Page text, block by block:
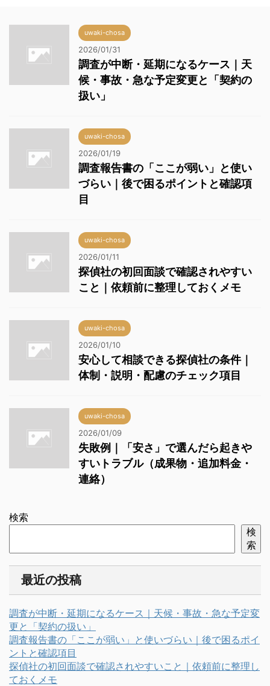
uwaki-chosa
2026/01/31
調査が中断・延期になるケース｜天
候・事故・急な予定変更と「契約の
扱い」
uwaki-chosa
2026/01/19
調査報告書の「ここが弱い」と使い
づらい｜後で困るポイントと確認項
目
uwaki-chosa
2026/01/11
探偵社の初回面談で確認されやすい
こと｜依頼前に整理しておくメモ
uwaki-chosa
2026/01/10
安心して相談できる探偵社の条件｜
体制・説明・配慮のチェック項目
uwaki-chosa
2026/01/09
失敗例｜「安さ」で選んだら起きや
すいトラブル（成果物・追加料金・
連絡）
検索
検
索
最近の投稿
調査が中断・延期になるケース｜天候・事故・急な予定変
更と「契約の扱い」
調査報告書の「ここが弱い」と使いづらい｜後で困るポイ
ントと確認項目
探偵社の初回面談で確認されやすいこと｜依頼前に整理し
ておくメモ